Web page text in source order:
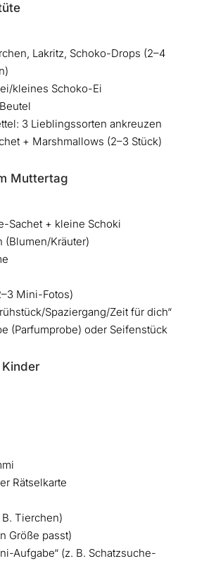
Lakritz, Schoko-Drops (2–4
kleines Schoko-Ei
3 Lieblingssorten ankreuzen
+ Marshmallows (2–3 Stück)
Muttertag
Sachet + kleine Schoki
(Blumen/Kräuter)
Mini-Fotos)
Spaziergang/Zeit für dich“
(Parfumprobe) oder Seifenstück
Rätselkarte
Tierchen)
Größe passt)
Aufgabe“ (z. B. Schatzsuche-